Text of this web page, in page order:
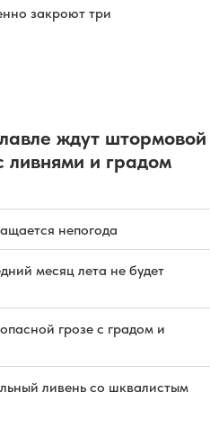
закроют три
ждут штормовой
ливнями и градом
непогода
месяц лета не будет
грозе с градом и
ливень со шквалистым